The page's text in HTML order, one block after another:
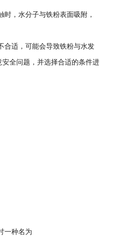
，水分子与铁粉表面吸附，
适，可能会导致铁粉与水发
全问题，并选择合适的条件进
一种名为